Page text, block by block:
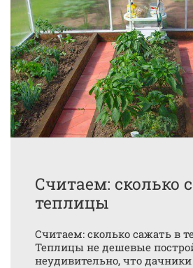
Считаем: сколько
теплицы
Считаем: сколько сажать в
Теплицы не дешевые
неудивительно, что